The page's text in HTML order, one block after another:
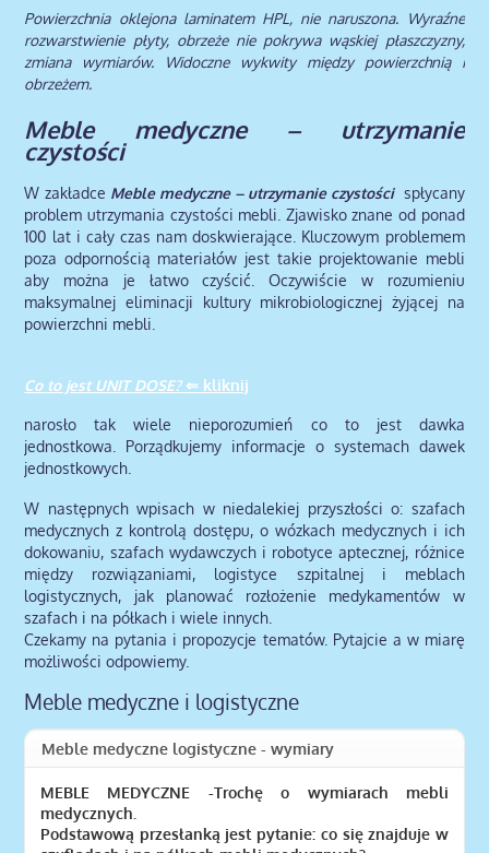
Powierzchnia oklejona laminatem HPL, nie naruszona. Wyraźne
rozwarstwienie płyty, obrzeże nie pokrywa wąskiej płaszczyzny,
zmiana wymiarów. Widoczne wykwity między powierzchnią i
obrzeżem.
Meble medyczne – utrzymanie
czystości
W zakładce Meble medyczne – utrzymanie czystości spłycany
problem utrzymania czystości mebli. Zjawisko znane od ponad
100 lat i cały czas nam doskwierające. Kluczowym problemem
poza odpornością materiałów jest takie projektowanie mebli
aby można je łatwo czyścić. Oczywiście w rozumieniu
maksymalnej eliminacji kultury mikrobiologicznej żyjącej na
powierzchni mebli.
Co to jest UNIT DOSE?⇐ kliknij
narosło tak wiele nieporozumień co to jest dawka
jednostkowa. Porządkujemy informacje o systemach dawek
jednostkowych.
W następnych wpisach w niedalekiej przyszłości o: szafach
medycznych z kontrolą dostępu, o wózkach medycznych i ich
dokowaniu, szafach wydawczych i robotyce aptecznej, różnice
między rozwiązaniami, logistyce szpitalnej i meblach
logistycznych, jak planować rozłożenie medykamentów w
szafach i na półkach i wiele innych.
Czekamy na pytania i propozycje tematów. Pytajcie a w miarę
możliwości odpowiemy.
Meble medyczne i logistyczne
Meble medyczne logistyczne - wymiary
MEBLE MEDYCZNE -Trochę o wymiarach mebli
medycznych.
Podstawową przesłanką jest pytanie: co się znajduje w